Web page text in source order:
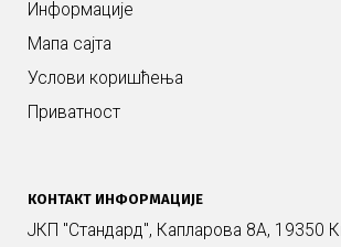
Информације
Мапа сајта
Услови коришћења
Приватност
КОНТАКТ ИНФОРМАЦИЈЕ
ЈКП "Стандард", Капларова 8А, 19350